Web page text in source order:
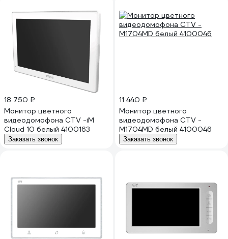
18 750 ₽
Монитор цветного
видеодомофона CTV -iM
Cloud 10 белый 4100163
Заказать звонок
11 440 ₽
Монитор цветного
видеодомофона CTV -
M1704MD белый 4100046
Заказать звонок